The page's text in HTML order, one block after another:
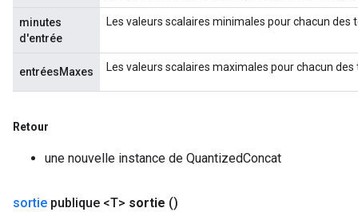
minutes
d'entrée
Les valeurs scalaires minimales pour chacun des
entréesMaxes Les valeurs scalaires maximales pour chacun
Retour
une nouvelle instance de QuantizedConcat
sortie publique <T> sortie ()